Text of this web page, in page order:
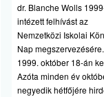
dr. Blanche Wolls
intézett felhívást az
Nemzetközi Iskolai
Nap
1999. október 18-án
Azóta minden év
negyedik hétfőjére